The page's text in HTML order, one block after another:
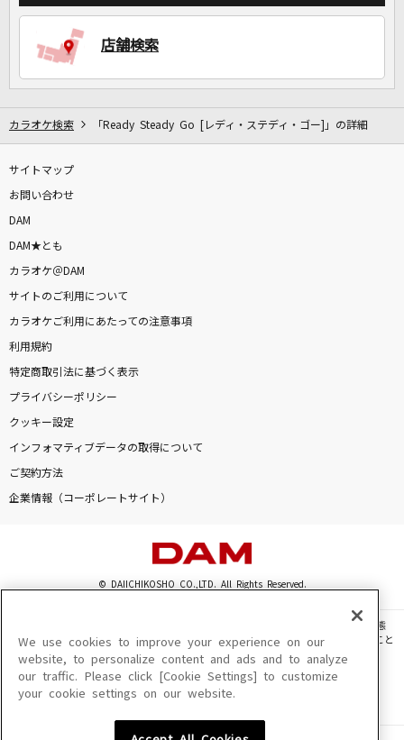
店舗検索
カラオケ検索 「Ready Steady Go [レディ・ステディ・ゴー]」の詳細
サイトマップ
お問い合わせ
DAM
DAM★とも
カラオケ＠DAM
サイトのご利用について
カラオケご利用にあたっての注意事項
利用規約
特定商取引法に基づく表示
プライバシーポリシー
クッキー設定
インフォマティブデータの取得について
ご契約方法
企業情報（コーポレートサイト）
© DAIICHIKOSHO CO.,LTD. All Rights Reserved.
このサイトに掲載されている一切の文章・画像・写真・動画・音声等を、手段や形態
を問わず、著作権法の定める範囲を超えて無断で複製、転載、ファイル化などすること
を禁じます。
楽曲及びコンテンツは、機種によりご利用いただけない場合があります。
楽曲及びコンテンツの配信日、配信内容が変更になる場合があります。
We use cookies to improve your experience on our
website, to personalize content and ads and to analyze
our traffic. Please click [Cookie Settings] to customize
your cookie settings on our website.